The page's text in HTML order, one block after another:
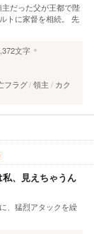
主だった父が王都で陛
トに家督を相続。 先
文字
フラグ 領主
カク
、見えちゃうん
、猛烈アタックを繰